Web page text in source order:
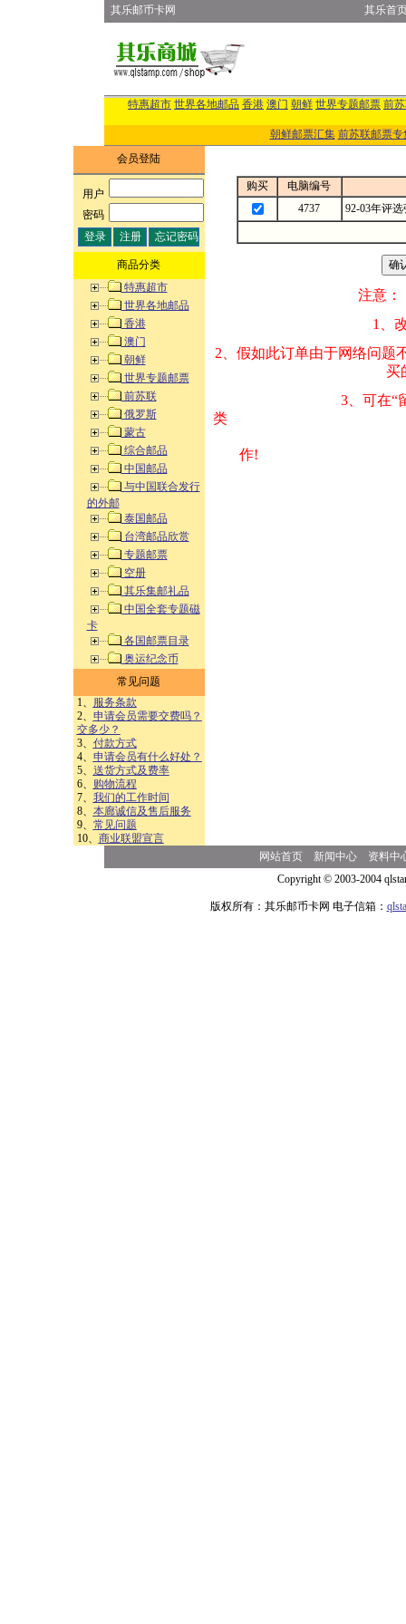
其乐邮币卡网 其乐首
特惠超市 世界各地邮品 香港 澳门 朝鲜 世界专题邮票 前
朝鲜邮票汇集 前苏联邮票专
会员登陆
用户:
密码:
商品分类
特惠超市
世界各地邮品
香港
澳门
朝鲜
世界专题邮票
前苏联
俄罗斯
蒙古
综合邮品
中国邮品
与中国联合发行
的外邮
泰国邮品
台湾邮品欣赏
专题邮票
空册
其乐集邮礼品
中国全套专题磁
卡
各国邮票目录
奥运纪念币
常见问题
1、
服务条款
2、 申请会员需要交费吗？
交多少？
3、 付款方式
4、 申请会员有什么好处？
5、 送货方式及费率
6、
购物流程
7、 我们的工作时间
8、 本廊诚信及售后服务
9、 常见问题
10、 商业联盟宣言
购买
电脑编号
4737
92-03年评
注意：
1、改变商品数量
2、假如此订单由
买的邮品的“
3、可在“
类 方式告之
作!
网站首页 新闻中心
资料中
Copyright © 2003-2004
版权所有：其乐邮币卡网 电子信箱：